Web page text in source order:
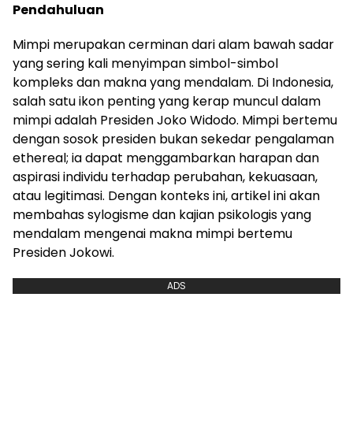
Pendahuluan
Mimpi merupakan cerminan dari alam bawah sadar
yang sering kali menyimpan simbol-simbol
kompleks dan makna yang mendalam. Di Indonesia,
salah satu ikon penting yang kerap muncul dalam
mimpi adalah Presiden Joko Widodo. Mimpi bertemu
dengan sosok presiden bukan sekedar pengalaman
ethereal; ia dapat menggambarkan harapan dan
aspirasi individu terhadap perubahan, kekuasaan,
atau legitimasi. Dengan konteks ini, artikel ini akan
membahas sylogisme dan kajian psikologis yang
mendalam mengenai makna mimpi bertemu
Presiden Jokowi.
ADS